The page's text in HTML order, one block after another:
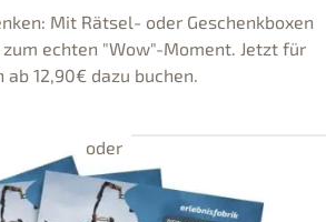
Mit Rätsel- oder Geschenkboxen
echten "Wow"-Moment. Jetzt für
ab 12,90€ dazu buchen.